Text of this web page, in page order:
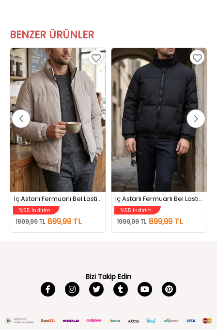
BENZER ÜRÜNLER
İç Astarlı Fermuarlı Bel Lastikli Erkek Mont Taş
%55 İndirim
1999,99 TL 899,99 TL
İç Astarlı Fermuarlı Bel Lastikli Erkek Mont Siyah
%55 İndirim
1999,99 TL 899,99 TL
Bizi Takip Edin